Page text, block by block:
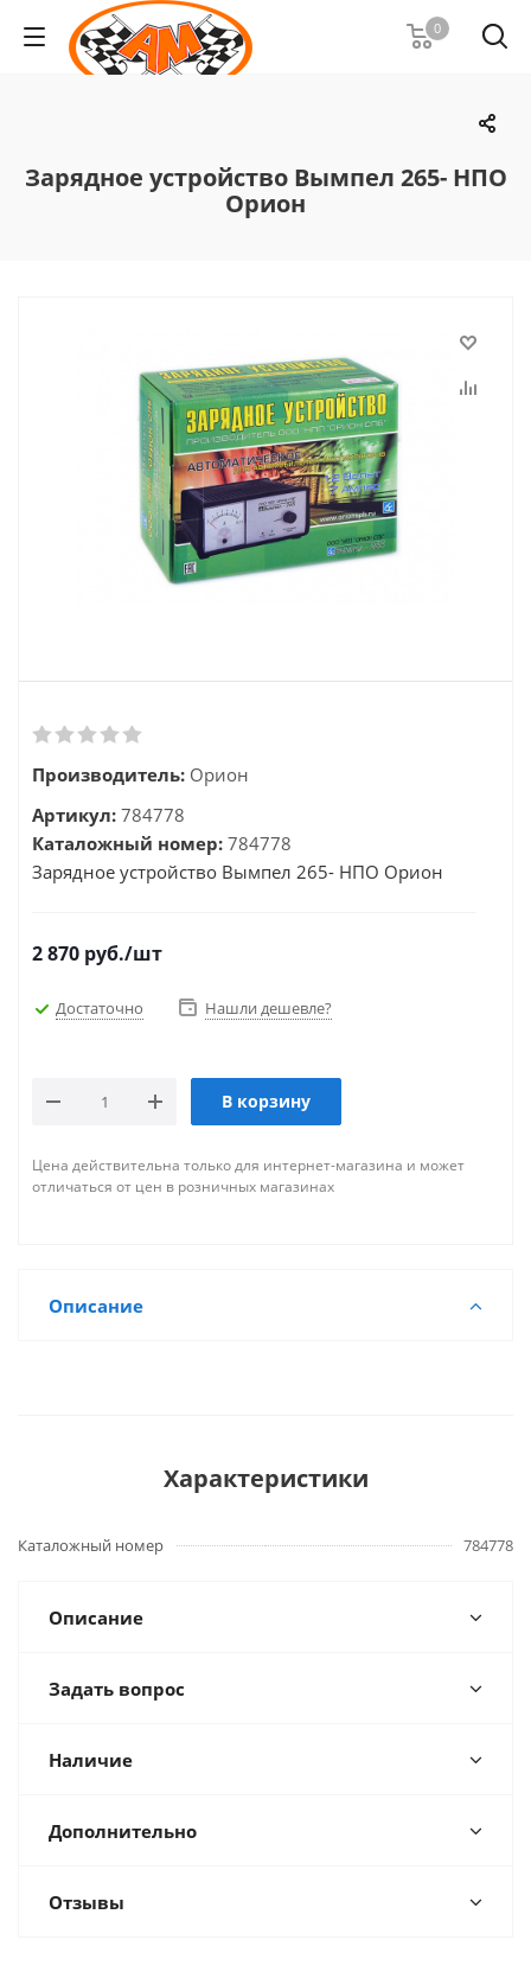
0
Зарядное устройство Вымпел 265- НПО
Орион
Производитель: Орион
Артикул: 784778
Каталожный номер: 784778
Зарядное устройство Вымпел 265- НПО Орион
2 870 руб./шт
Достаточно Нашли дешевле?
В корзину
Цена действительна только для интернет-магазина и может
отличаться от цен в розничных магазинах
Описание
Характеристики
Каталожный номер 784778
Описание
Задать вопрос
Наличие
Дополнительно
Отзывы